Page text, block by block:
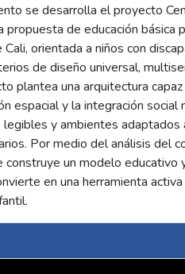
se desarrolla el proyecto
propuesta de educación básica
orientada a niños con
de diseño universal,
plantea una arquitectura
espacial y la integración social
y ambientes adaptados
Por medio del análisis del
construye un modelo educativo
en una herramienta